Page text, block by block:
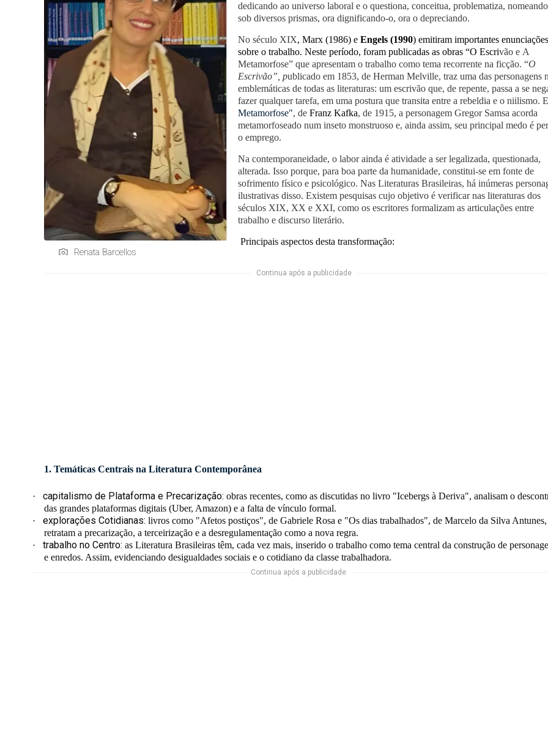
Renata Barcellos
dedicando ao universo laboral e o questiona, conceitua, problematiza,
sob diversos prismas, ora dignificando-o, ora o depreciando.
No século XIX, Marx (1986) e Engels (1990) emitiram importantes enunciações
sobre o trabalho. Neste período, foram publicadas as obras “O Escrivão e A
Metamorfose” que apresentam o trabalho como tema recorrente na ficção. “O
Escrivão”, publicado em 1853, de Herman Melville, traz uma das personagens
emblemáticas de todas as literaturas: um escrivão que, de repente, passa a se
fazer qualquer tarefa, em uma postura que transita entre a rebeldia e o niilismo. E
Metamorfose", de Franz Kafka, de 1915, a personagem Gregor Samsa acorda
metamorfoseado num inseto monstruoso e, ainda assim, seu principal medo é
o emprego.
Continua após a publicidade
Na contemporaneidade, o labor ainda é atividade a ser legalizada, questionada,
alterada. Isso porque, para boa parte da humanidade, constitui-se em fonte de
sofrimento físico e psicológico. Nas Literaturas Brasileiras, há inúmeras
ilustrativas disso. Existem pesquisas cujo objetivo é verificar nas literaturas dos
séculos XIX, XX e XXI, como os escritores formalizam as articulações entre
trabalho e discurso literário.
Principais aspectos desta transformação:
1. Temáticas Centrais na Literatura Contemporânea
· capitalismo de Plataforma e Precarização: obras recentes, como as discutidas no livro "Icebergs à Deriva", analisam o
das grandes plataformas digitais (Uber, Amazon) e a falta de vínculo formal.
·
explorações Cotidianas: livros como "Afetos postiços", de Gabriele Rosa e "Os dias trabalhados", de Marcelo da Silva Antunes,
retratam a precarização, a terceirização e a desregulamentação como a nova regra.
·
trabalho no Centro: as Literatura Brasileiras têm, cada vez mais, inserido o trabalho como tema central da construção de
e enredos. Assim, evidenciando desigualdades sociais e o cotidiano da classe trabalhadora.
Continua após a publicidade